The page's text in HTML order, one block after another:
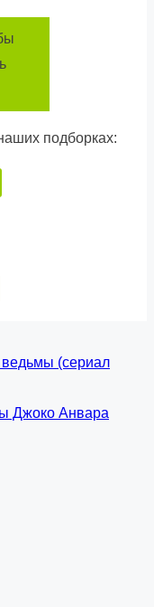
подборках:
(сериал
Джоко Анвара